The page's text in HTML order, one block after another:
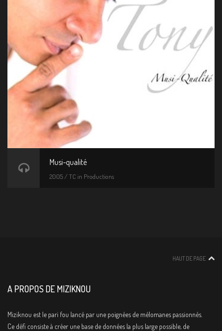
Musi-qualité
2005 / TC in Productions
HAUT DE PAGE
A PROPOS DE MIZIKNOU
Miziknou est le pari fou lancé par une poignées de mélomanes passionnés.
Ce défi consiste à créer une base de données la plus large possible, de